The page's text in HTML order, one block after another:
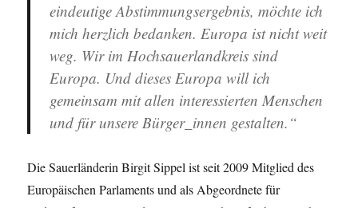
eindeutige Abstimmungsergebnis, möchte ich
mich herzlich bedanken. Europa ist nicht weit
weg. Wir im Hochsauerlandkreis sind
Europa. Und dieses Europa will ich
gemeinsam mit allen interessierten Menschen
und für unsere Bürger_innen gestalten.“
Die Sauerländerin Birgit Sippel ist seit 2009 Mitglied des
Europäischen Parlaments und als Abgeordnete für